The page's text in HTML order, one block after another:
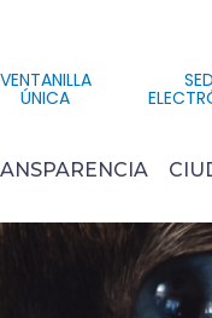
VENTANILLA
ÚNICA